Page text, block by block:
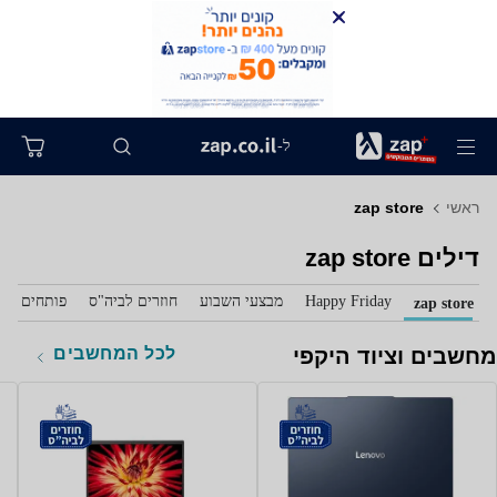
ל-
ראשי zap store
דילים zap store
zap store
Happy Friday מבצעי השבוע חוזרים לביה"ס פותחים
מחשבים וציוד היקפי לכל המחשבים